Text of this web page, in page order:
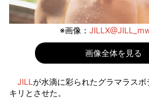
※画像：
画像全体を見る
JILLが水滴に彩られたグラマラス
キリとさせた。